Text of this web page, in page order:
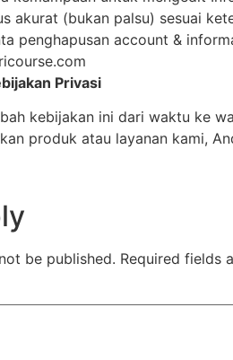
akurat (bukan palsu) sesuai
penghapusan account &
Privasi
kebijakan ini dari waktu ke
produk atau layanan kami,
be published. Required fields